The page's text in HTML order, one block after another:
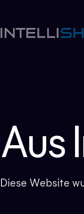
Aus
Diese Website